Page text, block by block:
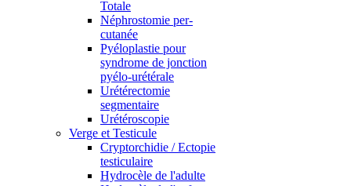
Totale
Néphrostomie per-
cutanée
Pyéloplastie pour
syndrome de jonction
pyélo-urétérale
Urétérectomie
segmentaire
Urétéroscopie
Verge et Testicule
Cryptorchidie / Ectopie
testiculaire
Hydrocèle de l'adulte